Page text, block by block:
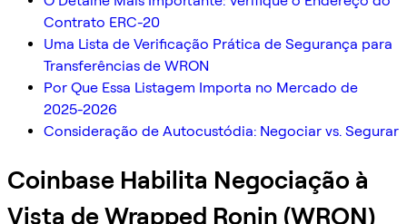
Contrato ERC-20
Uma Lista de Verificação Prática de Segurança para
Transferências de WRON
Por Que Essa Listagem Importa no Mercado de
2025-2026
Consideração de Autocustódia: Negociar vs. Segurar
Coinbase Habilita Negociação à
Vista de Wrapped Ronin (WRON)